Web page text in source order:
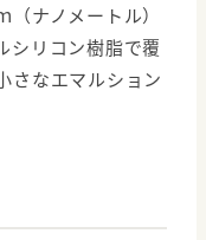
ナノメートル）
シリコン樹脂で覆
さなエマルション